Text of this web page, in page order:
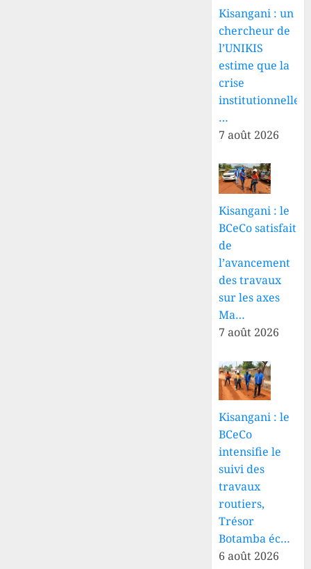
Kisangani : un
chercheur de
l’UNIKIS
estime que la
crise
institutionnelle
…
7 août 2026
Kisangani : le
BCeCo satisfait
de
l’avancement
des travaux
sur les axes
Ma…
7 août 2026
Kisangani : le
BCeCo
intensifie le
suivi des
travaux
routiers,
Trésor
Botamba éc…
6 août 2026